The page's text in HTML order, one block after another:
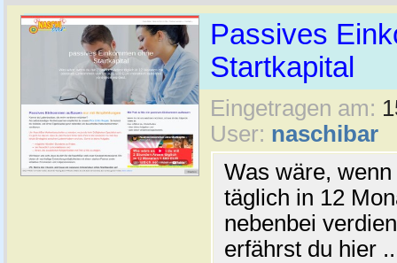
Passives
Startkapital
Eingetragen am:
User: naschibar
Was wäre,
täglich in 12
nebenbei
erfährst du hier